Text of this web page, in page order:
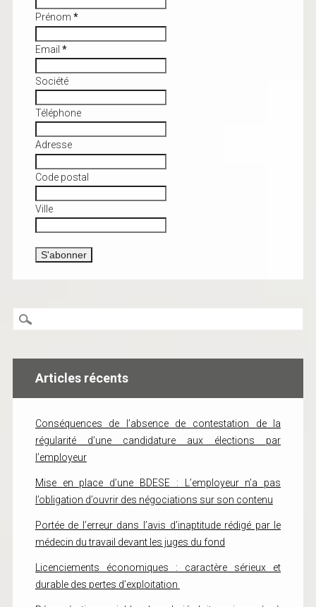
Prénom *
Email *
Société
Téléphone
Adresse
Code postal
Ville
Articles récents
Conséquences de l’absence de contestation de la
régularité d’une candidature aux élections par
l’employeur
Mise en place d’une BDESE : L’employeur n’a pas
l’obligation d’ouvrir des négociations sur son contenu
Portée de l’erreur dans l’avis d’inaptitude rédigé par le
médecin du travail devant les juges du fond
Licenciements économiques : caractère sérieux et
durable des pertes d’exploitation